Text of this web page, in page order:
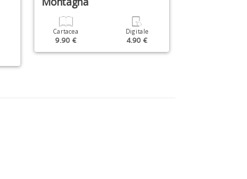
Cartacea
9.90 €
Digitale
4.90 €